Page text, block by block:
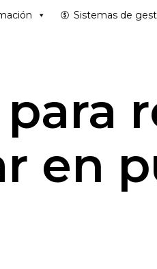
Sistemas de
en